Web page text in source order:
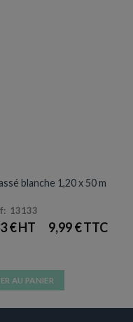
blanche 1,20 x 50 m
13133
€
PRIX9,99€
AU PANIER